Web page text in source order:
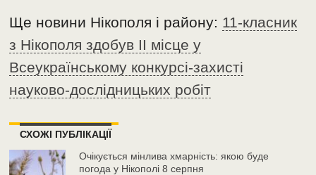
Ще новини Нікополя і району: 11-класник
з Нікополя здобув II місце у
Всеукраїнському конкурсі-захисті
науково-дослідницьких робіт
СХОЖІ ПУБЛІКАЦІЇ
Очікується мінлива хмарність: якою буде
погода у Нікополі 8 серпня